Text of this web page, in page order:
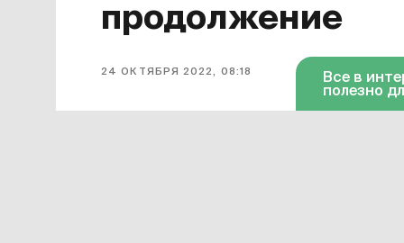
продолжение
24 ОКТЯБРЯ 2022, 08:18 Все в
полезно